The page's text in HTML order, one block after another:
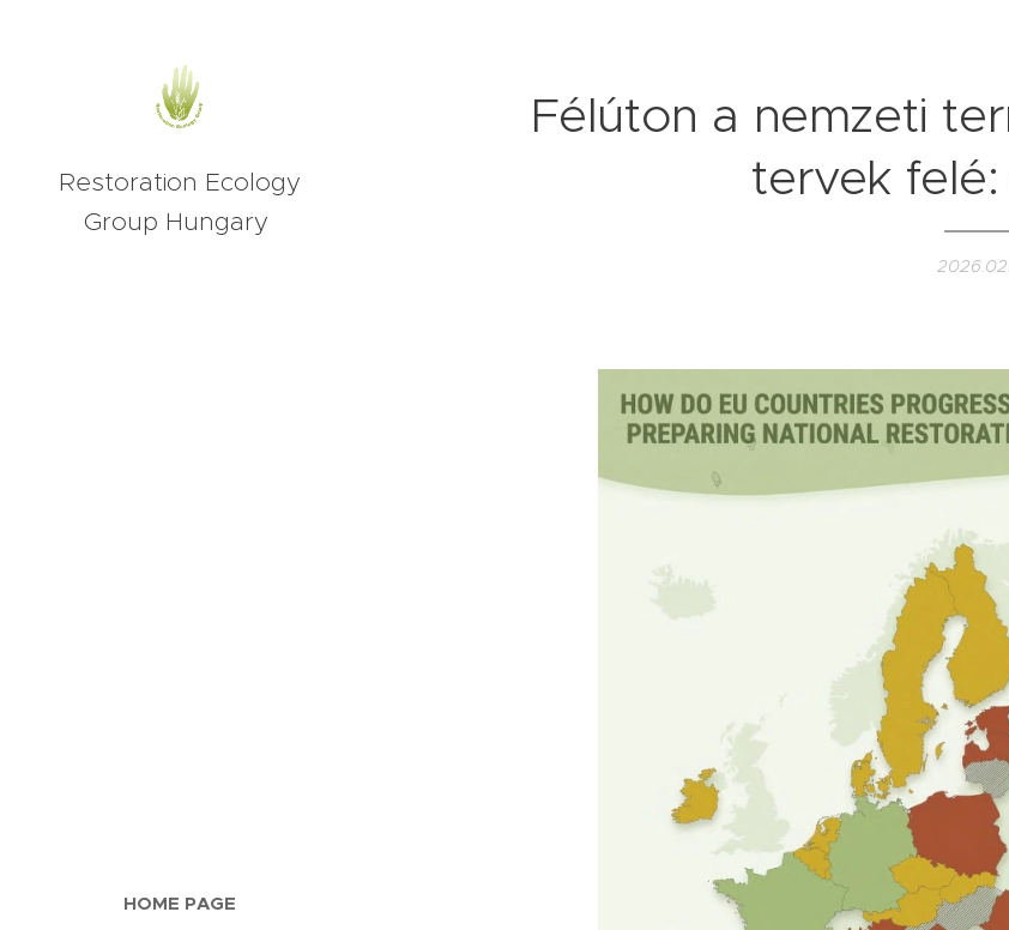
Restoration Ecology
Group Hungary
HOME PAGE
Félúton a nemzeti
tervek